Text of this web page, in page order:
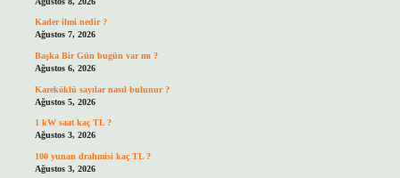
Kader ilmi nedir ?
Ağustos 7, 2026
Başka Bir Gün bugün var mı ?
Ağustos 6, 2026
Kareköklü sayılar nasıl bulunur ?
Ağustos 5, 2026
1 kW saat kaç TL ?
Ağustos 3, 2026
100 yunan drahmisi kaç TL ?
Ağustos 3, 2026